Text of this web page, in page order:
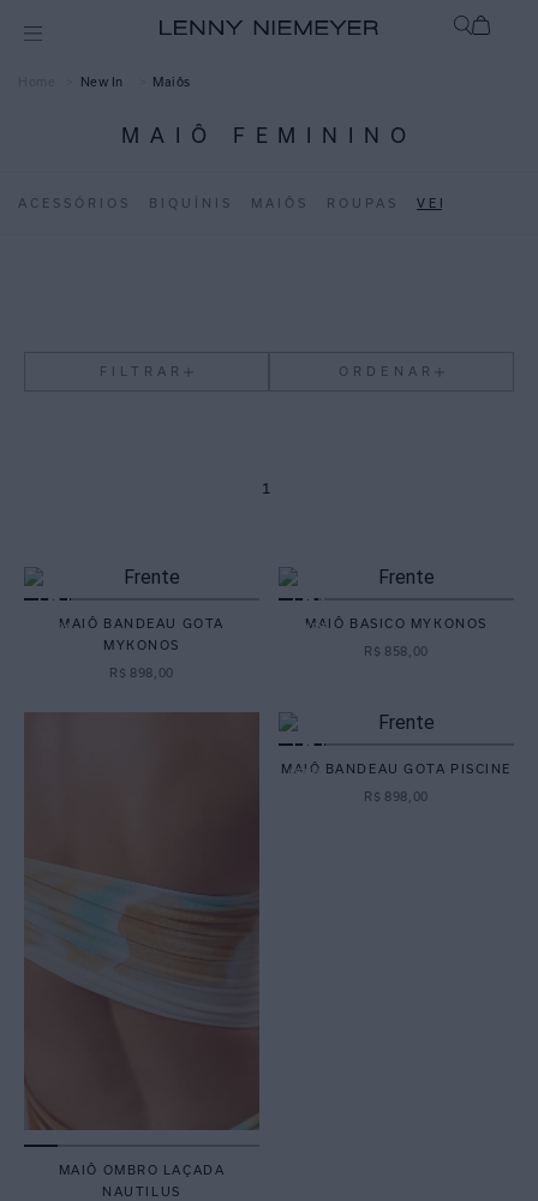
New In Maiôs
MAIÔ FEMININO
ACESSÓRIOS BIQUÍNIS MAIÔS ROUPAS VER TUDO
FILTRAR ORDENAR
1
MAIÔ BANDEAU GOTA
MYKONOS
R$ 898 00
MAIÔ BASICO MYKONOS
R$ 858 00
MAIÔ OMBRO LAÇADA
NAUTILUS
MAIÔ BANDEAU GOTA PISCINE
R$ 898 00